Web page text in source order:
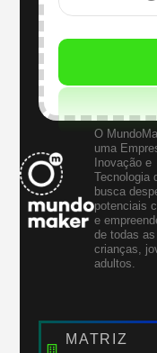
O
uma
Inovação e
Tecnologia
busca
potenciais
e
de todas as
crianças,
adultos.
MATRIZ